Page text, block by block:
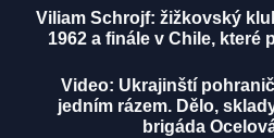
Viliam Schrojf: žižkovský
1962 a finále v Chile, které
Video: Ukrajinští
jedním rázem. Dělo,
brigáda